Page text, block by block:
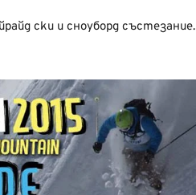
ски и сноуборд състезание.